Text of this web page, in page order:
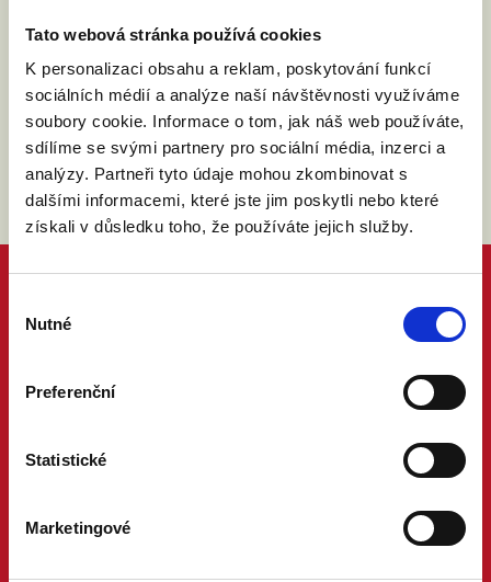
Tato webová stránka používá cookies
K personalizaci obsahu a reklam, poskytování funkcí
sociálních médií a analýze naší návštěvnosti využíváme
soubory cookie. Informace o tom, jak náš web používáte,
sdílíme se svými partnery pro sociální média, inzerci a
analýzy. Partneři tyto údaje mohou zkombinovat s
dalšími informacemi, které jste jim poskytli nebo které
získali v důsledku toho, že používáte jejich služby.
souhlasu
Nutné
Preferenční
Statistické
Marketingové
Souhlasím se zpracováním osobních údajů podle
zákona č. 101/2000 Sb.
Přečíst